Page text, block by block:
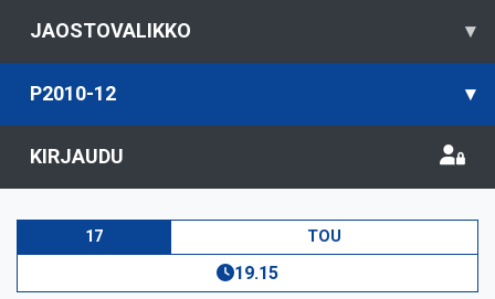
JAOSTOVALIKKO ▾
P2010-12 ▾
KIRJAUDU
17 TOU
19.15